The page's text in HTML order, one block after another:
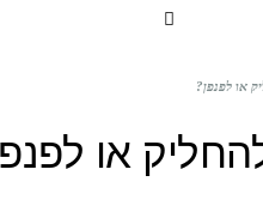
או לפנפן?
או